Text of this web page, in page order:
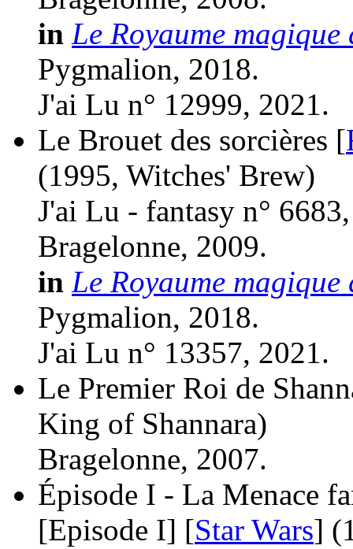
in Le Royaume
Pygmalion, 2018.
J'ai Lu n° 12999, 2021.
Le Brouet des sorcières [
(1995, Witches' Brew)
J'ai Lu - fantasy n°
Bragelonne, 2009.
in Le Royaume
Pygmalion, 2018.
J'ai Lu n° 13357, 2021.
Le Premier Roi de
King of Shannara)
Bragelonne, 2007.
Épisode I - La Menace
[Episode I] [Star Wars]